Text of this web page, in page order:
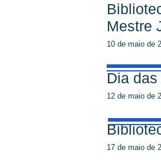
Mestre
10 de maio de
Dia
12 de maio de
17 de maio de